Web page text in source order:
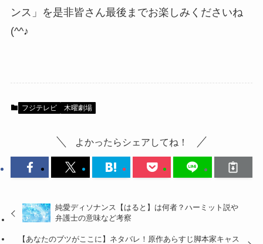
ンス」を是非皆さん最後までお楽しみくださいね
(^^♪
フジテレビ 木曜劇場
よかったらシェアしてね！
純愛ディソナンス【はると】は何者？ハーミット説や
弁護士の意味など考察
【あなたのブツがここに】ネタバレ！原作あらすじ脚本家キャス